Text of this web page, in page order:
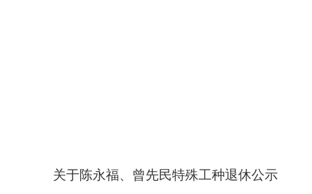
关于陈永福、曾先民特殊工种退休公示